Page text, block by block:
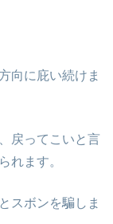
向に庇い続けま
戻ってこいと言
れます。
スボンを騙しま